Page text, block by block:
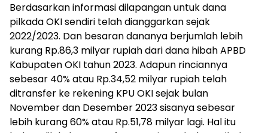
Berdasarkan informasi dilapangan untuk dana
pilkada OKI sendiri telah dianggarkan sejak
2022/2023. Dan besaran dananya berjumlah lebih
kurang Rp.86,3 milyar rupiah dari dana hibah APBD
Kabupaten OKI tahun 2023. Adapun rinciannya
sebesar 40% atau Rp.34,52 milyar rupiah telah
ditransfer ke rekening KPU OKI sejak bulan
November dan Desember 2023 sisanya sebesar
lebih kurang 60% atau Rp.51,78 milyar lagi. Hal itu